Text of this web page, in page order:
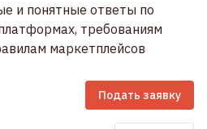
и понятные ответы по
требованиям
маркетплейсов
Подать заявку